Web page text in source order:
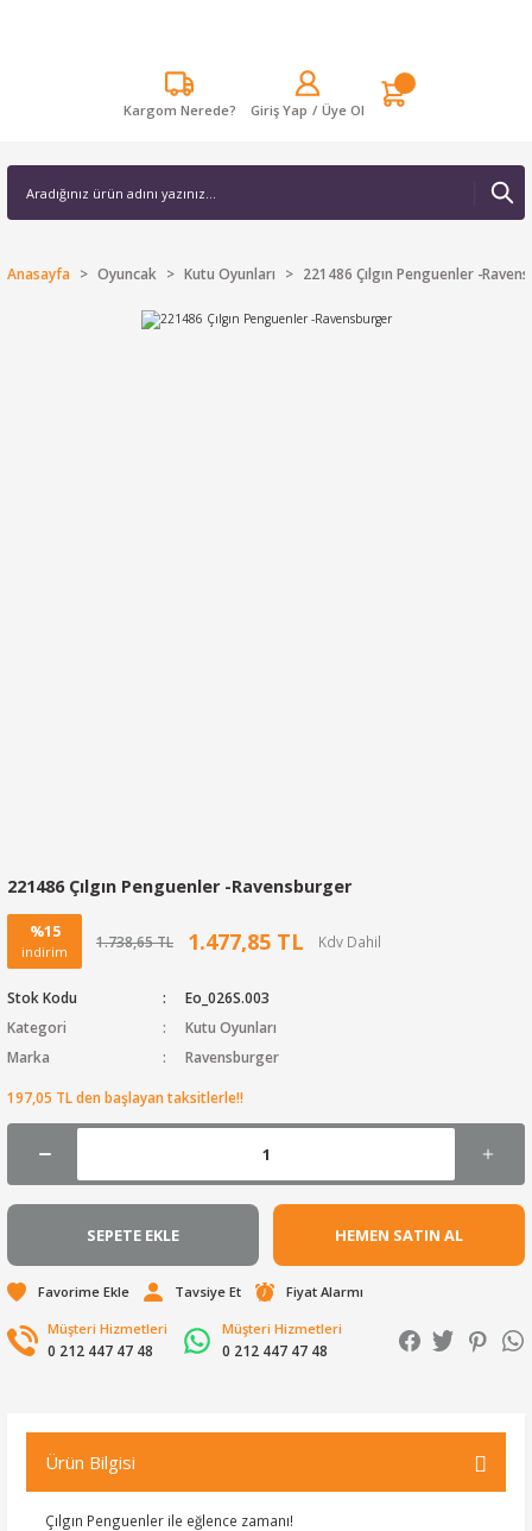
Kargom Nerede? Giriş Yap / Üye Ol
Anasayfa Oyuncak Kutu Oyunları 221486 Çılgın Penguenler -
221486 Çılgın Penguenler -Ravensburger
%15
indirim
1.738,65 TL 1.477,85 TL
Stok Kodu
Eo_026S.003
Kategori
Kutu Oyunları
Marka
Ravensburger
197,05 TL den başlayan taksitlerle!!
SEPETE EKLE HEMEN SATIN AL
Tavsiye Et Fiyat Alarmı
Müşteri Hizmetleri
0 212 447 47 48
Müşteri Hizmetleri
0 212 447 47 48
Ürün Bilgisi
Çılgın Penguenler ile eğlence zamanı!